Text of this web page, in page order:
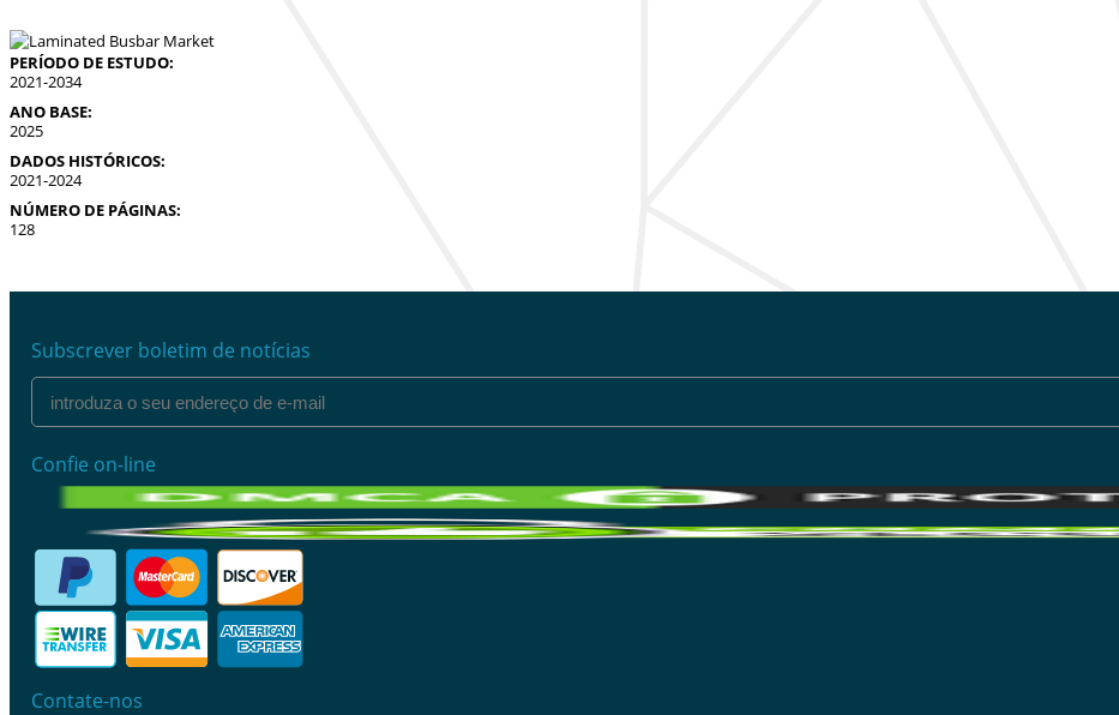
PERÍODO DE ESTUDO:
2021-2034
ANO BASE:
2025
DADOS HISTÓRICOS:
2021-2024
NÚMERO DE PÁGINAS:
128
Subscrever boletim de notícias
Confie on-line
Contate-nos